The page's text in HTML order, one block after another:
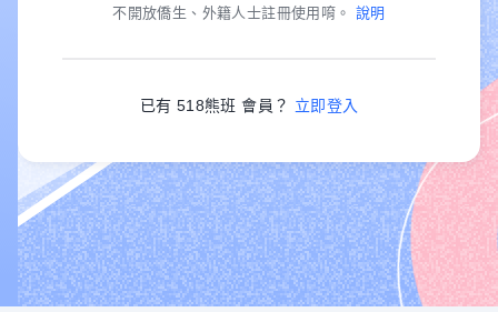
不開放僑生、外籍人士註冊使用唷。 說明
已有 518熊班 會員？ 立即登入